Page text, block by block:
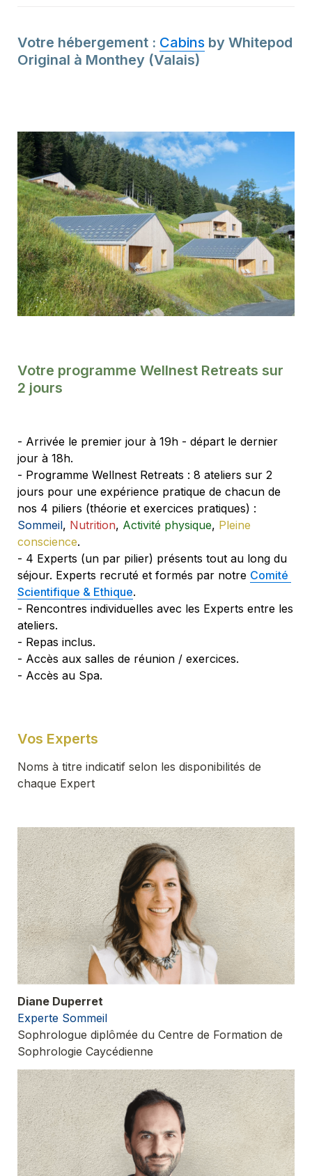
Votre hébergement : Cabins by Whitepod
Original à Monthey (Valais)
Votre programme Wellnest Retreats sur
2 jours
- Arrivée le premier jour à 19h - départ le dernier
jour à 18h.
- Programme Wellnest Retreats : 8 ateliers sur 2
jours pour une expérience pratique de chacun de
Sommeil, Nutrition, Activité physique, Pleine
conscience.
- 4 Experts (un par pilier) présents tout au long du
séjour. Experts recruté et formés par notre Comité
Scientifique & Ethique.
- Rencontres individuelles avec les Experts entre les
ateliers.
- Repas inclus.
- Accès aux salles de réunion / exercices.
- Accès au Spa.
Vos Experts
Noms à titre indicatif selon les disponibilités de
chaque Expert
Experte Sommeil
Sophrologue diplômée du Centre de Formation de
Sophrologie Caycédienne